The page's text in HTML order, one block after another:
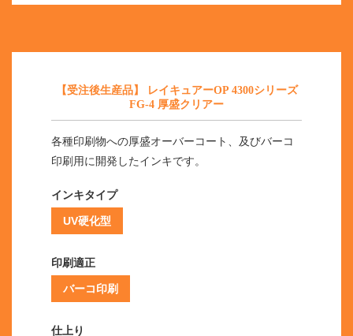
【受注後生産品】 レイキュアーOP 4300シリーズ
FG-4 厚盛クリアー
各種印刷物への厚盛オーバーコート、及びバーコ
印刷用に開発したインキです。
インキタイプ
UV硬化型
印刷適正
バーコ印刷
仕上り